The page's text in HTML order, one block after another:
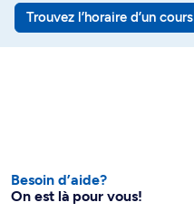
Trouvez l’horaire d’un cours
Besoin d’aide?
On est là pour vous!